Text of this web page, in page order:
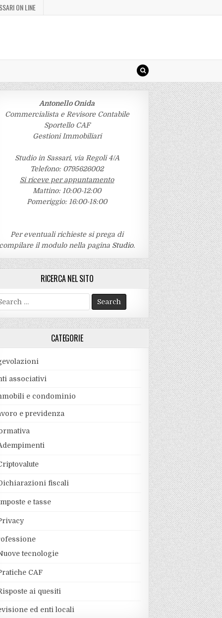
ON LINE
Antonello Onida
Commercialista e Revisore Contabile
Sportello CAF
Gestioni Immobiliari
Studio in Sassari, via Regoli 4/A
Telefono: 0795626002
Si riceve per appuntamento
Mattino: 10:00-12:00
Pomeriggio: 16:00-18:00
Per eventuali richieste si prega di
il modulo nella pagina Studio.
RICERCA NEL SITO
CATEGORIE
associativi
e condominio
e previdenza
fiscali
e tasse
tecnologie
CAF
ai quesiti
ed enti locali